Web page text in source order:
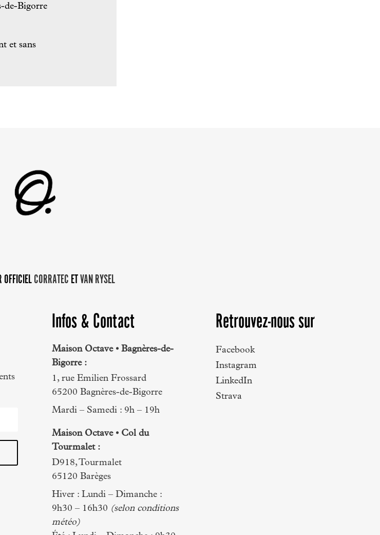
de-Bigorre
et sans
OFFICIEL CORRATEC ETVAN RYSEL
Infos & Contact
Maison Octave • Bagnères-de-
Bigorre :
1, rue Emilien Frossard
65200 Bagnères-de-Bigorre
Mardi – Samedi : 9h – 19h
Maison Octave • Col du
Tourmalet :
D918, Tourmalet
65120 Barèges
Hiver : Lundi – Dimanche :
9h30 – 16h30 (selon conditions
météo)
Retrouvez-nous sur
Facebook
Instagram
LinkedIn
Strava